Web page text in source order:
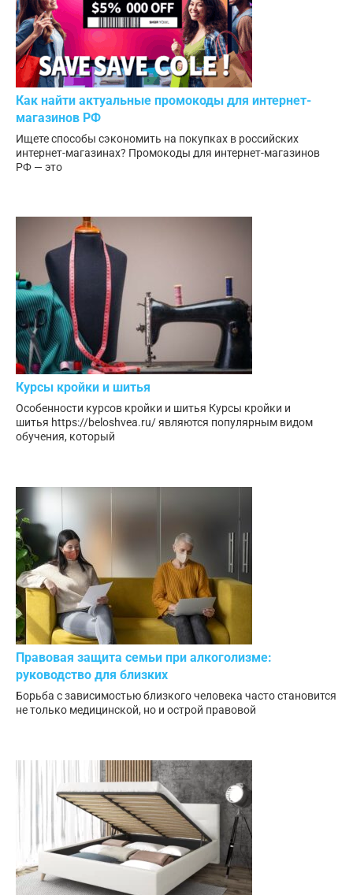
Как найти актуальные промокоды для интернет-
магазинов РФ
Ищете способы сэкономить на покупках в российских
интернет-магазинах? Промокоды для интернет-магазинов
РФ — это
Курсы кройки и шитья
Особенности курсов кройки и шитья Курсы кройки и
шитья https://beloshvea.ru/ являются популярным видом
обучения, который
Правовая защита семьи при алкоголизме:
руководство для близких
Борьба с зависимостью близкого человека часто становится
не только медицинской, но и острой правовой